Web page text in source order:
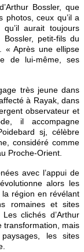
Bossler, que
photos, ceux qu’il a
aurait toujours
petit-fils du
« Après une ellipse
de lui-même, ses
très jeune dans
à Rayak, dans
observateur et
il accompagne
sj, célèbre
considéré comme
Proche-Orient.
avec l’appui de
alors les
région en révélant
romaines et sites
clichés d’Arthur
transformation, mais
les sites